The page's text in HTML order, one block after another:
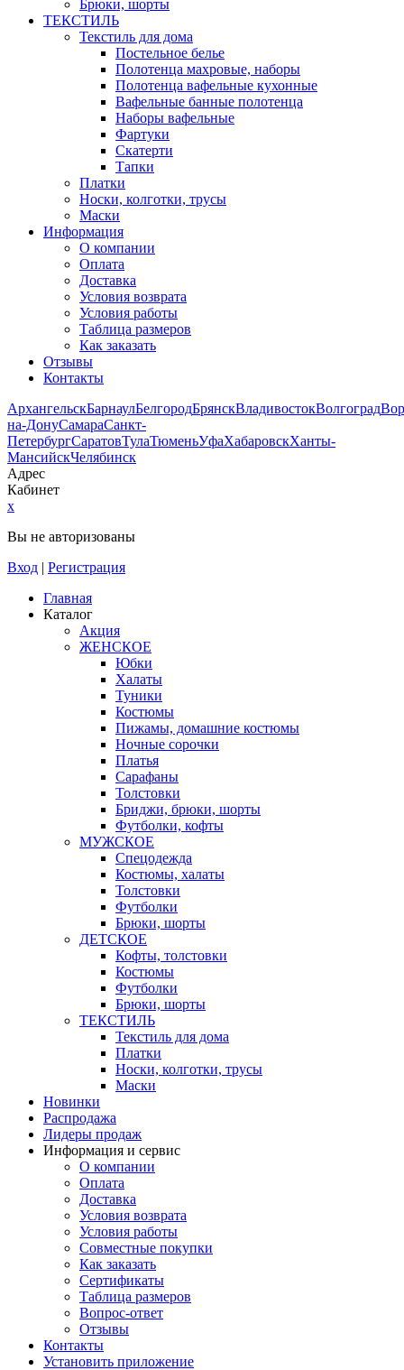
Брюки, шорты
ТЕКСТИЛЬ
Текстиль для дома
Постельное белье
Полотенца махровые, наборы
Полотенца вафельные кухонные
Вафельные банные полотенца
Наборы вафельные
Фартуки
Скатерти
Тапки
Платки
Носки, колготки, трусы
Маски
Информация
О компании
Оплата
Доставка
Условия возврата
Условия работы
Таблица размеров
Как заказать
Отзывы
Контакты
АрхангельскБарнаулБелгородБрянскВладивостокВолгоград
на-ДонуСамараСанкт-
ПетербургСаратовТулаТюменьУфаХабаровскХанты-
МансийскЧелябинск
Адрес
Кабинет
x
Вы не авторизованы
Вход | Регистрация
Главная
Каталог
Акция
ЖЕНСКОЕ
Юбки
Халаты
Туники
Костюмы
Пижамы, домашние костюмы
Ночные сорочки
Платья
Сарафаны
Толстовки
Бриджи, брюки, шорты
Футболки, кофты
МУЖСКОЕ
Спецодежда
Костюмы, халаты
Толстовки
Футболки
Брюки, шорты
ДЕТСКОЕ
Кофты, толстовки
Костюмы
Футболки
Брюки, шорты
ТЕКСТИЛЬ
Текстиль для дома
Платки
Носки, колготки, трусы
Маски
Новинки
Распродажа
Лидеры продаж
Информация и сервис
О компании
Оплата
Доставка
Условия возврата
Условия работы
Совместные покупки
Как заказать
Сертификаты
Таблица размеров
Вопрос-ответ
Отзывы
Контакты
Установить приложение